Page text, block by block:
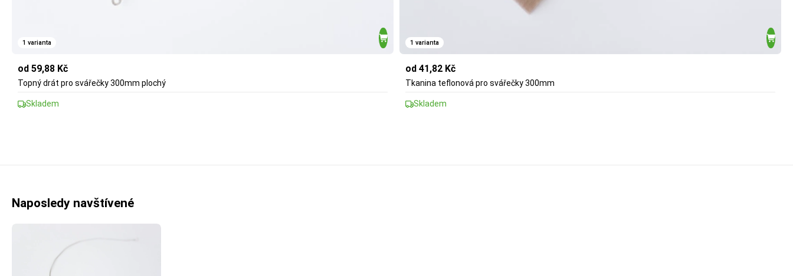
1 varianta
od 59,88 Kč
Topný drát pro svářečky 300mm plochý
Skladem
1 varianta
od 41,82 Kč
Tkanina teflonová pro svářečky 300mm
Skladem
Naposledy navštívené